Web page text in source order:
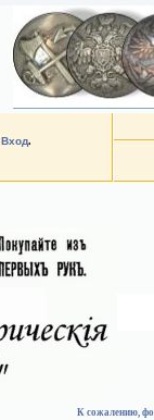
Вход.
К сожалению,